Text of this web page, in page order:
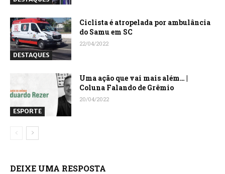
DESTAQUES
Ciclista é atropelada por ambulância
do Samu em SC
22/04/2022
ESPORTE
Uma ação que vai mais além… |
Coluna Falando de Grêmio
20/04/2022
DEIXE UMA RESPOSTA